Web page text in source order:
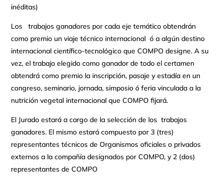
inéditas)
Los trabajos ganadores por cada eje temático obtendrán
como premio un viaje técnico internacional ó a algún destino
internacional científico-tecnológico que COMPO designe. A su
vez, el trabajo elegido como ganador de todo el certamen
obtendrá como premio la inscripción, pasaje y estadía en un
congreso, seminario, jornada, simposio ó feria vinculada a la
nutrición vegetal internacional que COMPO fijará.
El Jurado estará a cargo de la selección de los trabajos
ganadores. El mismo estará compuesto por 3 (tres)
representantes técnicos de Organismos oficiales o privados
externos a la compañía designados por COMPO, y 2 (dos)
representantes de COMPO